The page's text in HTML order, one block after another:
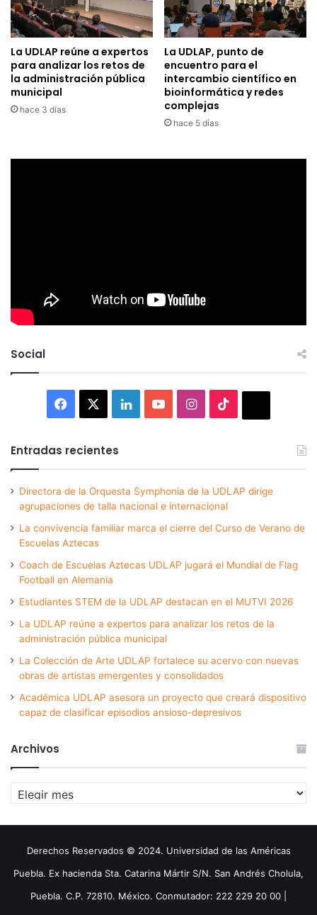
La UDLAP reúne a expertos
para analizar los retos de
la administración pública
municipal
hace 3 días
La UDLAP, punto de
encuentro para el
intercambio científico en
bioinformática y redes
complejas
hace 5 días
Social
Facebook LinkedInYouTubeInstagram
Entradas recientes
Directora de la Orquesta Symphonia de la UDLAP dirige
agrupaciones de talla nacional e internacional
La convivencia familiar marca el cierre del Curso de Verano de
Escuelas Aztecas
Coach de Escuelas Aztecas UDLAP jugará el Mundial de Flag
Football en Alemania
Estudiantes STEM de la UDLAP destacan en el MUTVI 2026
La UDLAP reúne a expertos para analizar los retos de la
administración pública municipal
La Colección de Arte UDLAP fortalece su acervo con nuevas
obras de artistas emergentes y consolidados
Académica UDLAP asesora un proyecto que creará dispositivo
capaz de clasificar episodios ansioso-depresivos
Archivos
Archivos
Derechos Reservados © 2024. Universidad de las Américas
Puebla. Ex hacienda Sta. Catarina Mártir S/N. San Andrés Cholula,
Puebla. C.P. 72810. México. Conmutador: 222 229 20 00 |